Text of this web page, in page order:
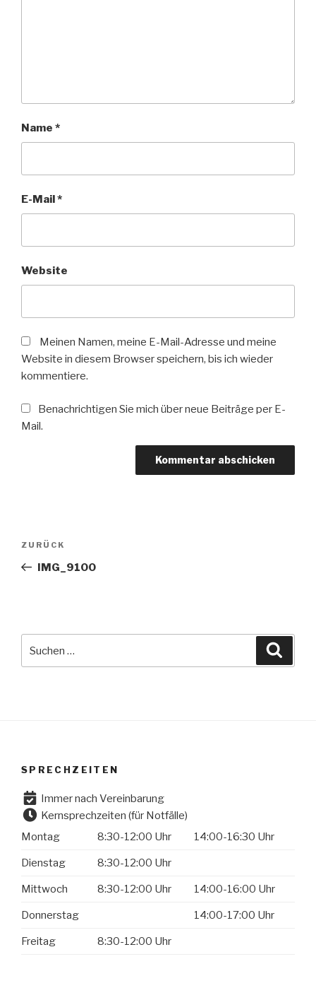
Name *
E-Mail*
Website
Meinen Namen, meine E-Mail-Adresse und meine
Website in diesem Browser speichern, bis ich wieder
kommentiere.
Benachrichtigen Sie mich über neue Beiträge per E-
Mail.
Beitrags-
Vorheriger
Beitrag
ZURÜCK
IMG_9100
nach:
SPRECHZEITEN
Immer nach Vereinbarung
Kernsprechzeiten (für Notfälle)
Montag
8:30-12:00 Uhr 14:00-16:30 Uhr
Dienstag 8:30-12:00 Uhr
Mittwoch 8:30-12:00 Uhr 14:00-16:00 Uhr
Donnerstag 14:00-17:00 Uhr
Freitag 8:30-12:00 Uhr